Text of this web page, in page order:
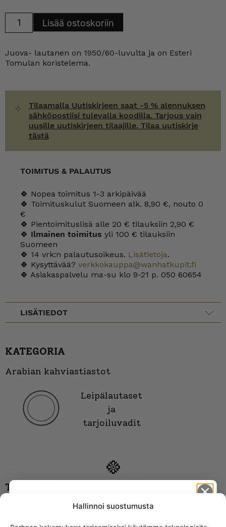
Hallinnoi suostumusta
Juova
määrä
Lisää ostoskoriin
Juova- lautanen on 1950/60-luvulta ja on Esteri
Tomulan koristelema.
Tilaamalla Uutiskirjeen saat -5 % alennuksen
sähköpostiisi tulevalla koodilla. Tarjous vain
uusille uutiskirjeen tilaajille. Tilaa uutiskirje
tästä
TOIMITUS & PALAUTUS
🍀 Nopea toimitus 1-3 arkipäivää
🍀 Toimituskulut Suomeen alk. 8,90 €, nouto 0
€
🍀 Pientoimituslisä alle 20 € tilauksiin 2,90 €
🍀 Ilmainen toimitus yli 100 € tilauksiin
Suomeen
🍀 14 vrk:n palautusoikeus. Lisätietoja.
🍀 Kysyttävää? verkkokauppa@wanhatkupit.fi
🍀 Asiakaspalvelu ma-su klo 9-21 p. 050 60654
LISÄTIEDOT
KATEGORIA
Arabian kahviastiastot
Leipälautaset
ja
tarjoiluvadit
TUOTTEEN VOI YHDISTÄÄ